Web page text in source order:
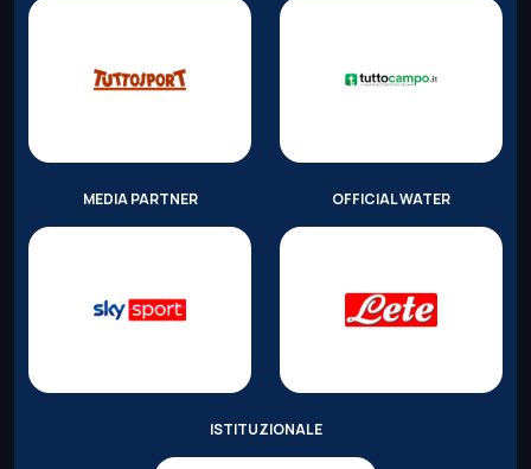
MEDIA PARTNER OFFICIAL WATER
ISTITUZIONALE